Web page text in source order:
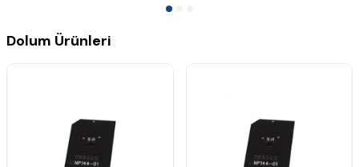
Dolum Ürünleri